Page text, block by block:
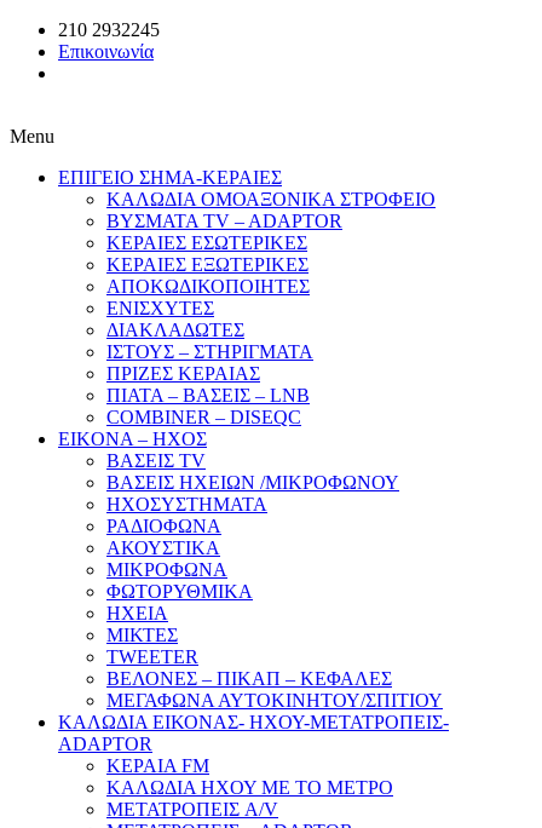
210 2932245
Επικοινωνία
Menu
ΕΠΙΓΕΙΟ ΣΗΜΑ-ΚΕΡΑΙΕΣ
ΚΑΛΩΔΙΑ ΟΜΟΑΞΟΝΙΚΑ ΣΤΡΟΦΕΙΟ
ΒΥΣΜΑΤΑ TV – ADAPTOR
ΚΕΡΑΙΕΣ ΕΣΩΤΕΡΙΚΕΣ
ΚΕΡΑΙΕΣ ΕΞΩΤΕΡΙΚΕΣ
ΑΠΟΚΩΔΙΚΟΠΟΙΗΤΕΣ
ΕΝΙΣΧΥΤΕΣ
ΔΙΑΚΛΑΔΩΤΕΣ
ΙΣΤΟΥΣ – ΣΤΗΡΙΓΜΑΤΑ
ΠΡΙΖΕΣ ΚΕΡΑΙΑΣ
ΠΙΑΤΑ – ΒΑΣΕΙΣ – LNB
COMBINER – DISEQC
EIKONA – ΗΧΟΣ
ΒΑΣΕΙΣ TV
ΒΑΣΕΙΣ ΗΧΕΙΩΝ /ΜΙΚΡΟΦΩΝΟΥ
ΗΧΟΣΥΣΤΗΜΑΤΑ
ΡΑΔΙΟΦΩΝΑ
ΑΚΟΥΣΤΙΚΑ
ΜΙΚΡΟΦΩΝΑ
ΦΩΤΟΡΥΘΜΙΚΑ
ΗΧΕΙΑ
ΜΙΚΤΕΣ
TWEETER
ΒΕΛΟΝΕΣ – ΠΙΚΑΠ – ΚΕΦΑΛΕΣ
ΜΕΓΑΦΩΝΑ ΑΥΤΟΚΙΝΗΤΟΥ/ΣΠΙΤΙΟΥ
ΚΑΛΩΔΙΑ ΕΙΚΟΝΑΣ- ΗΧΟΥ-ΜΕΤΑΤΡΟΠΕΙΣ-
ADAPTOR
ΚΕΡΑΙΑ FM
ΚΑΛΩΔΙΑ ΗΧΟΥ ΜΕ ΤΟ ΜΕΤΡΟ
ΜΕΤΑΤΡΟΠΕΙΣ A/V